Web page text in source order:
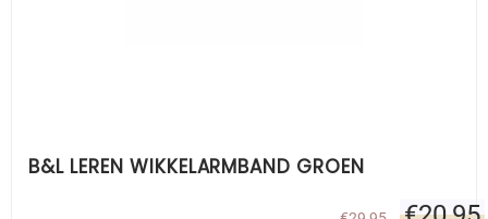
B&L LEREN WIKKELARMBAND GROEN